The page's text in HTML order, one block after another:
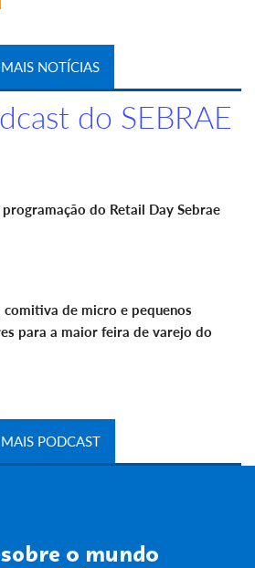
MAIS NOTÍCIAS
do SEBRAE
do Retail Day Sebrae
comitiva de micro e pequenos
para a maior feira de varejo do
MAIS PODCAST